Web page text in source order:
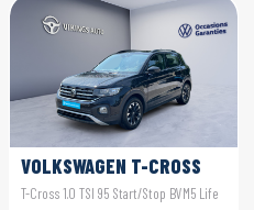
VOLKSWAGEN T-CROSS
T-Cross 1.0 TSI 95 Start/Stop BVM5 Life